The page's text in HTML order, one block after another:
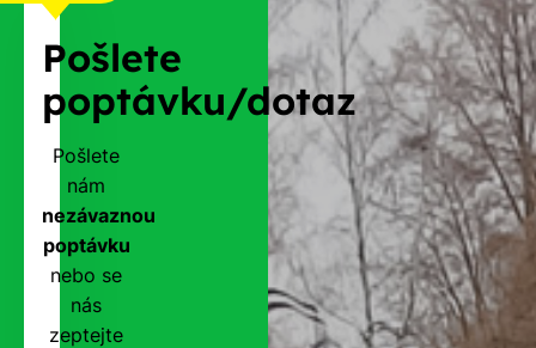
Pošlete
poptávku/dotaz
Pošlete
nám
nezávaznou
poptávku
nebo se
nás
zeptejte